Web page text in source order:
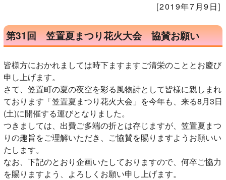
[2019年7月9日]
第31回 笠置夏まつり花火大会 協賛お願い
皆様方におかれましては時下ますますご清栄のこととお慶び
申し上げます。
さて、笠置町の夏の夜空を彩る風物詩として皆様に親しまれ
ております「笠置夏まつり花火大会」を今年も、来る8月3日
(土)に開催する運びとなりました。
つきましては、出費ご多端の折とは存じますが、笠置夏まつ
りの趣旨をご理解いただき、ご協賛を賜りますようお願いい
たします。
なお、下記のとおり企画いたしておりますので、何卒ご協力
を賜りますよう、よろしくお願い申し上げます。